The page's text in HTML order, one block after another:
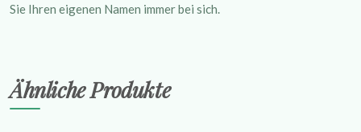
Sie Ihren eigenen Namen immer bei sich.
Ähnliche Produkte